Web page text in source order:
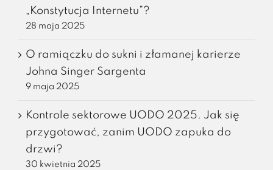
„Konstytucja Internetu”?
28 maja 2025
O ramiączku do sukni i złamanej karierze
Johna Singer Sargenta
9 maja 2025
Kontrole sektorowe UODO 2025. Jak się
przygotować, zanim UODO zapuka do
drzwi?
30 kwietnia 2025